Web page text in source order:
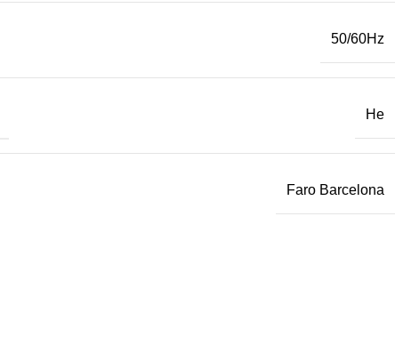
50/60Hz
Не
Faro Barcelona